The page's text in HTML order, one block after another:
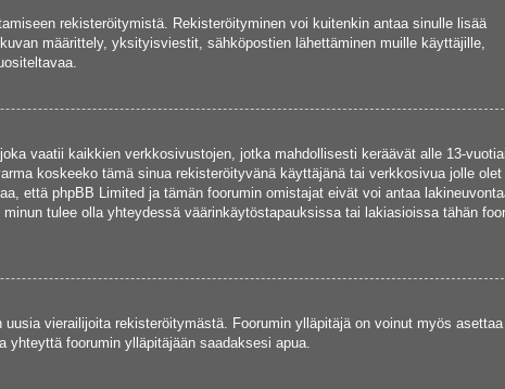
rekisteröitymistä. Rekisteröityminen voi kuitenkin antaa sinulle lisää
määrittely, yksityisviestit, sähköpostien lähettäminen muille käyttäjille,
vaatii kaikkien verkkosivustojen, jotka mahdollisesti keräävät alle 13-
koskeeko tämä sinua rekisteröityvänä käyttäjänä tai verkkosivua jolle olet
että phpBB Limited ja tämän foorumin omistajat eivät voi antaa
tulee olla yhteydessä väärinkäytöstapauksissa tai lakiasioissa tähän
vierailijoita rekisteröitymästä. Foorumin ylläpitäjä on voinut myös asettaa
foorumin ylläpitäjään saadaksesi apua.